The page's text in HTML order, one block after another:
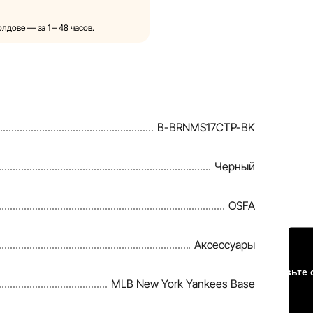
описания, характеристики
на сайте,
на сайте, чтобы
— за 1 – 48 часов.
B-BRNMS17CTP-BK
Черный
OSFA
Аксессуары
MLB New York Yankees Base
Оставьте